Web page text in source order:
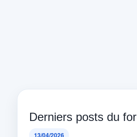
Derniers posts du
13/04/2026